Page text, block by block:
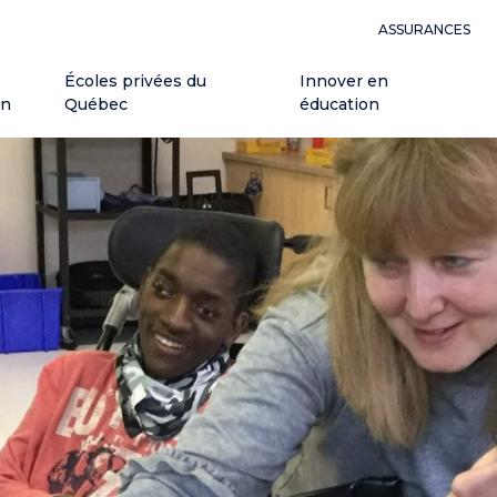
ASSURANCES
Écoles privées du
Québec
Innover en
éducation